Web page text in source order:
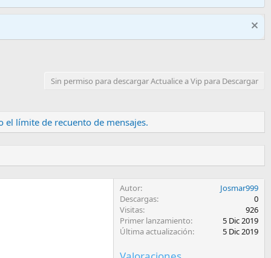
Sin permiso para descargar Actualice a Vip para Descargar
el límite de recuento de mensajes.
Autor
Josmar999
Descargas
0
Visitas
926
Primer lanzamiento
5 Dic 2019
Última actualización
5 Dic 2019